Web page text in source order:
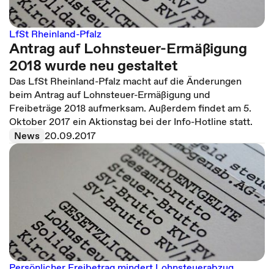
LfSt Rheinland-Pfalz
Antrag auf Lohnsteuer-Ermäßigung
2018 wurde neu gestaltet
Das LfSt Rheinland-Pfalz macht auf die Änderungen
beim Antrag auf Lohnsteuer-Ermäßigung und
Freibeträge 2018 aufmerksam. Außerdem findet am 5.
Oktober 2017 ein Aktionstag bei der Info-Hotline statt.
News 20.09.2017